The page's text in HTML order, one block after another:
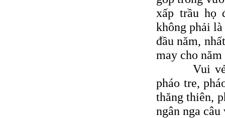
xấp trầu họ
không phải
đầu năm,
may cho
Vui vẻ
pháo tre,
thăng thiên,
ngân nga